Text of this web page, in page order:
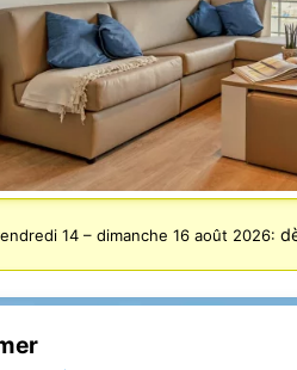
14– dimanche 16 août 2026: